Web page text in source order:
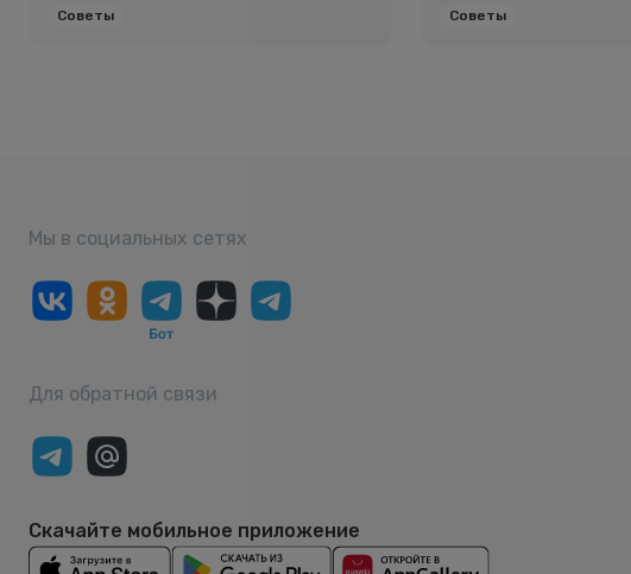
Советы
Советы
Мы в социальных сетях
Для обратной связи
Скачайте мобильное приложение